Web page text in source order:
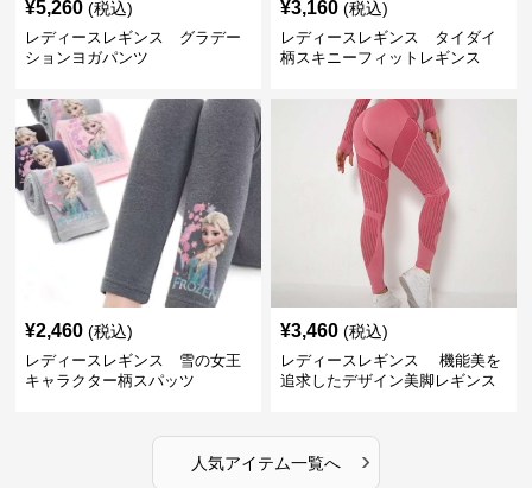
¥5,260 (税込)
レディースレギンス グラデー
ションヨガパンツ
¥3,160 (税込)
レディースレギンス タイダイ
柄スキニーフィットレギンス
¥2,460 (税込)
レディースレギンス 雪の女王
キャラクター柄スパッツ
¥3,460 (税込)
レディースレギンス 機能美を
追求したデザイン美脚レギンス
人気アイテム一覧へ ›